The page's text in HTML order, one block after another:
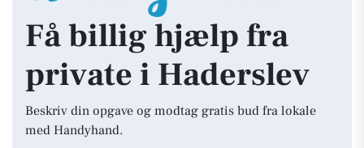
Få billig hjælp fra
private i Haderslev
Beskriv din opgave og modtag gratis bud fra lokale
med Handyhand.